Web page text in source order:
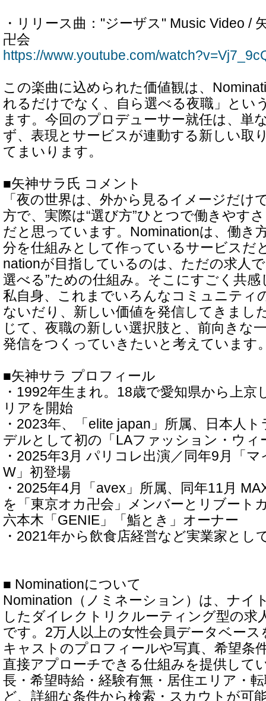
・リリース曲："ジーザス" Music Video /
卍会
https://www.youtube.com/
この楽曲に込められた価値観は、
れるだけでなく、自ら選べる夜職」とい
ます。今回のプロデューサー就任は、単
ず、表現とサービスが連動する新しい取
てまいります。
■矢神サラ氏 コメント
「夜の世界は、外から見るイメージだけ
方で、実際は“選び方”ひとつで働きやす
だと思っています。Nominationは、働き
分を仕組みとして作っているサービスだ
nationが目指しているのは、ただの求人
選べる”ための仕組み。そこにすごく共感
私自身、これまでいろんなコミュニティ
ないだり、新しい価値を発信してきまし
じて、夜職の新しい選択肢と、前向きな
発信をつくっていきたいと考えています
■矢神サラ プロフィール
・1992年生まれ。18歳で愛知県から上京
リアを開始
・2023年、「elite japan」所属、日本人
デルとして初の「LAファッション・ウィ
・2025年3月 パリコレ出演／同年9月「
W」初登場
・2025年4月「avex」所属、同年11月
を「東京オカ卍会」メンバーとリブート
六本木「GENIE」「鮨とき」オーナー
・2021年から飲食店経営など実業家とし
■ Nominationについて
Nomination（ノミネーション）は、ナイ
したダイレクトリクルーティング型の求
です。2万人以上の女性会員データベー
キャストのプロフィールや写真、希望条
直接アプローチできる仕組みを提供して
長・希望時給・経験有無・居住エリア・
ど、詳細な条件から検索・スカウトが可